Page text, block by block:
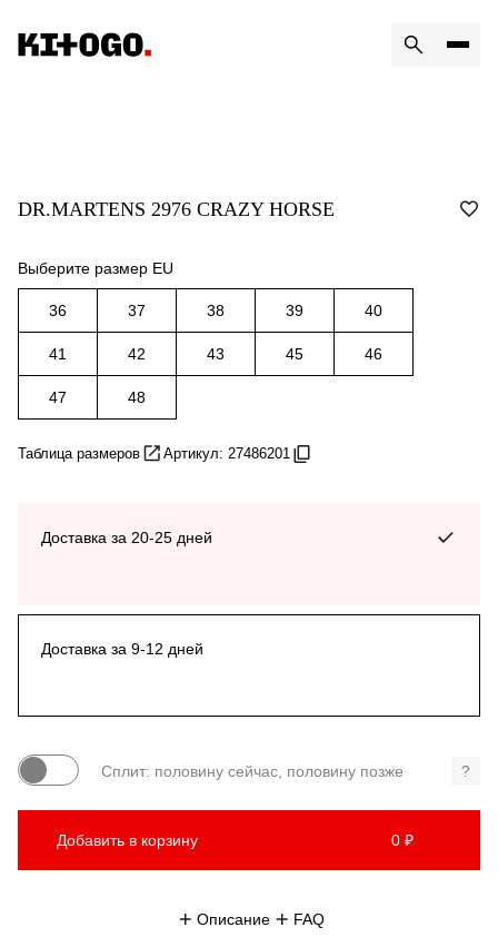
DR.MARTENS 2976 CRAZY HORSE
Выберите размер EU
36 37 38 39 40
41 42 43 45 46
47 48
Таблица размеров Артикул: 27486201
Доставка за 20-25 дней
Доставка за 9-12 дней
Сплит: половину сейчас, половину позже ?
Добавить в корзину 0 ₽
Описание FAQ